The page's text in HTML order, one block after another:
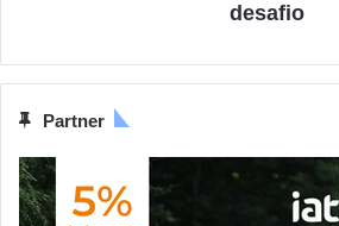
desafio
Partner